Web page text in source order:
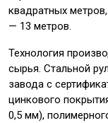
квадратных
— 13 метров.
Технология
сырья. Стальной
завода с
цинкового
0,5 мм),